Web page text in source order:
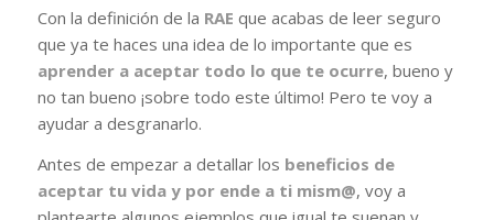
Con la definición de la RAE que acabas de leer seguro
que ya te haces una idea de lo importante que es
aprender a aceptar todo lo que te ocurre, bueno y
no tan bueno ¡sobre todo este último! Pero te voy a
ayudar a desgranarlo.
Antes de empezar a detallar los beneficios de
aceptar tu vida y por ende a ti mism@, voy a